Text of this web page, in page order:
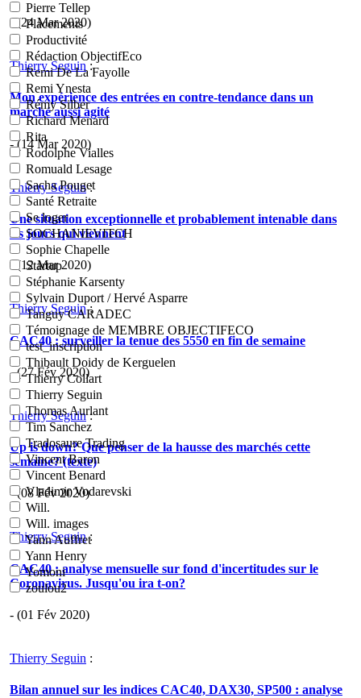
Pierre Tellep
Placements
Productivité
Rédaction ObjectifEco
Remi De La Fayolle
Remi Ynesta
Rémy Silber
Richard Menard
Rita
Rodolphe Vialles
Romuald Lesage
Sacha Pouget
Santé Retraite
Se loger
SOCHANIEVITCH
Sophie Chapelle
Startup
Stéphanie Karsenty
Sylvain Duport / Hervé Asparre
Tanguy CARADEC
Témoignage de MEMBRE OBJECTIFECO
test_inscription
Thibault Doidy de Kerguelen
Thierry Collart
Thierry Seguin
Thomas Aurlant
Tim Sanchez
Tradosaure Trading
Vincent Baron
Vincent Benard
Vladimir Vodarevski
Will.
Will. images
Yann Auffret
Yann Henry
Yomoni
zoulou2
- (24 Mar 2020)
Thierry Seguin :
Mon expérience des entrées en contre-tendance dans un
marché aussi agité
- (14 Mar 2020)
Thierry Seguin:
Une situation exceptionnelle et probablement intenable dans
les jours qui viennent
- (12 Mar 2020)
Thierry Seguin:
CAC40 : surveiller la tenue des 5550 en fin de semaine
- (27 Fév 2020)
Thierry Seguin:
Up is down? Que penser de la hausse des marchés cette
semaine? (texte)
- (08 Fév 2020)
Thierry Seguin:
CAC40 : analyse mensuelle sur fond d'incertitudes sur le
Coronavirus. Jusqu'ou ira t-on?
- (01 Fév 2020)
Thierry Seguin :
Bilan annuel sur les indices CAC40, DAX30, SP500 : analyse